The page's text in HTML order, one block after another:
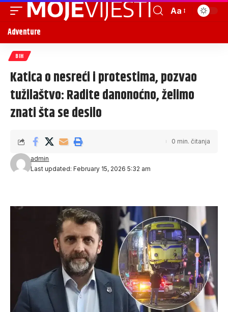
Aa
Adventure
BIH
Katica o nesreći i protestima, pozvao
tužilaštvo: Radite danonoćno, želimo
znati šta se desilo
Last updated: February 15, 2026 5:32 am
admin
0 min. čitanja